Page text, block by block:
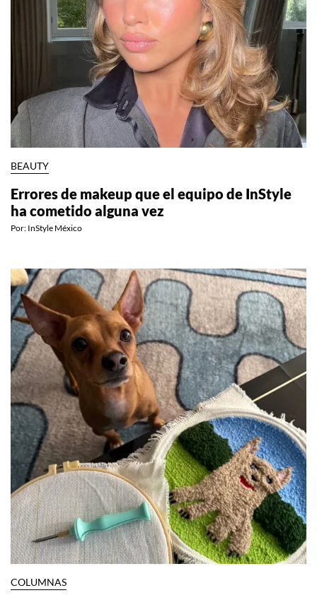
BEAUTY
Errores de makeup que el equipo de InStyle
ha cometido alguna vez
Por: InStyle México
COLUMNAS